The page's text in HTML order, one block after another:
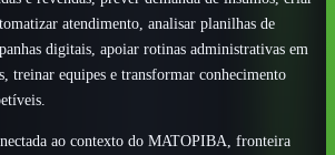
atendimento, analisar planilhas de
digitais, apoiar rotinas administrativas em
treinar equipes e transformar conhecimento
ao contexto do MATOPIBA, fronteira